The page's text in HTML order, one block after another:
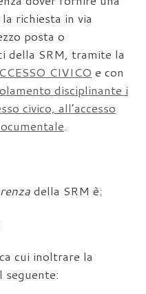
richiesta in via
posta o
della SRM, tramite la
CIVICO e con
disciplinante i
civico, all’accesso
.
della SRM è:
cui inoltrare la
seguente: